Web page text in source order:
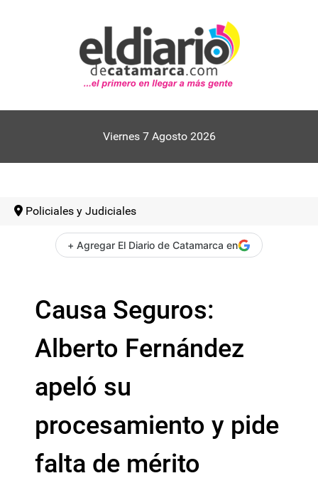
Viernes 7 Agosto 2026
Policiales y Judiciales
+ Agregar El Diario de Catamarca en
Causa Seguros:
Alberto Fernández
apeló su
procesamiento y pide
falta de mérito